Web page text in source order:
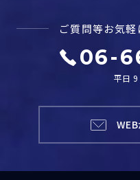
ご質問等お気軽
06-
平日